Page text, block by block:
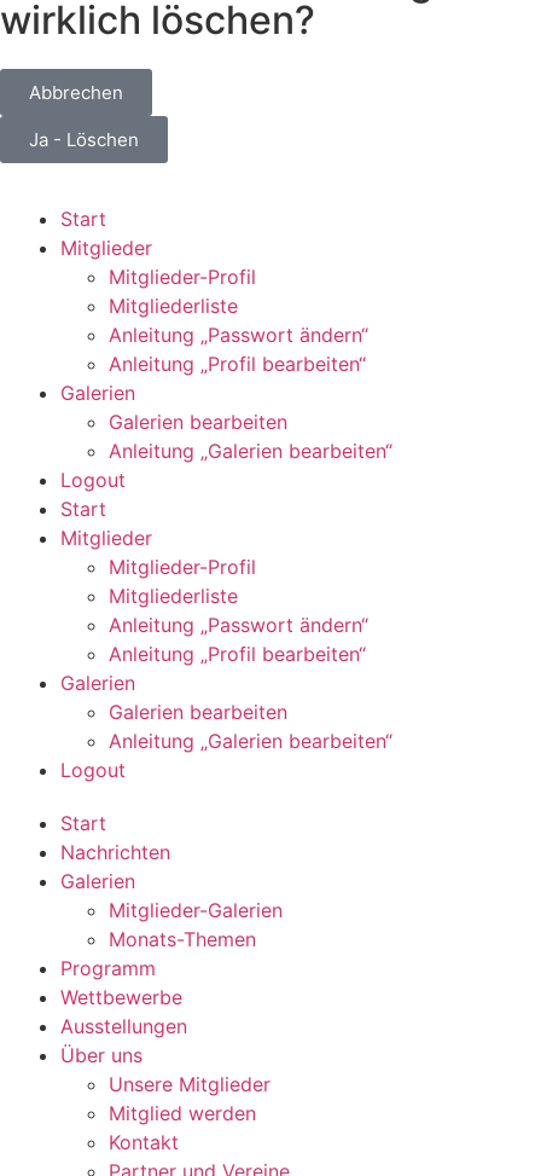
wirklich löschen?
Abbrechen
Ja - Löschen
Start
Mitglieder
Mitglieder-Profil
Mitgliederliste
Anleitung „Passwort ändern“
Anleitung „Profil bearbeiten“
Galerien
Galerien bearbeiten
Anleitung „Galerien bearbeiten“
Logout
Start
Mitglieder
Mitglieder-Profil
Mitgliederliste
Anleitung „Passwort ändern“
Anleitung „Profil bearbeiten“
Galerien
Galerien bearbeiten
Anleitung „Galerien bearbeiten“
Logout
Start
Nachrichten
Galerien
Mitglieder-Galerien
Monats-Themen
Programm
Wettbewerbe
Ausstellungen
Über uns
Unsere Mitglieder
Mitglied werden
Kontakt
Partner und Vereine